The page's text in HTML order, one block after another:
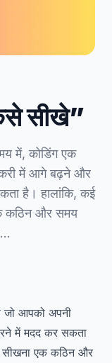
सीखे”
में, कोडिंग एक
में आगे बढ़ने और
है। हालांकि, कई
कठिन और समय
जो आपको अपनी
में मदद कर सकता
सीखना एक कठिन और